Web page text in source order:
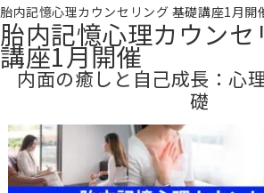
胎内記憶心理カウンセリング 基礎講座1月開
胎内記憶心理カウンセ
講座1月開催
内面の癒しと自己成長：心
礎